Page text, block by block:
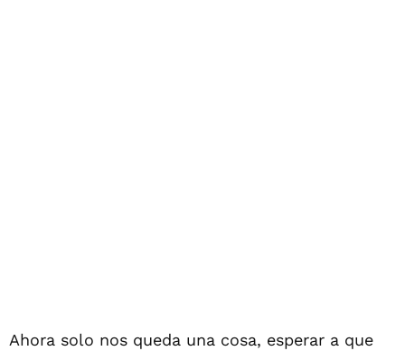
Ahora solo nos queda una cosa, esperar a que